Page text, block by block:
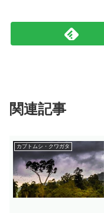
関連記事
カブトムシ・クワガタ